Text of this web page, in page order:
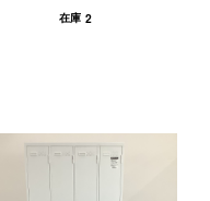
在庫 2